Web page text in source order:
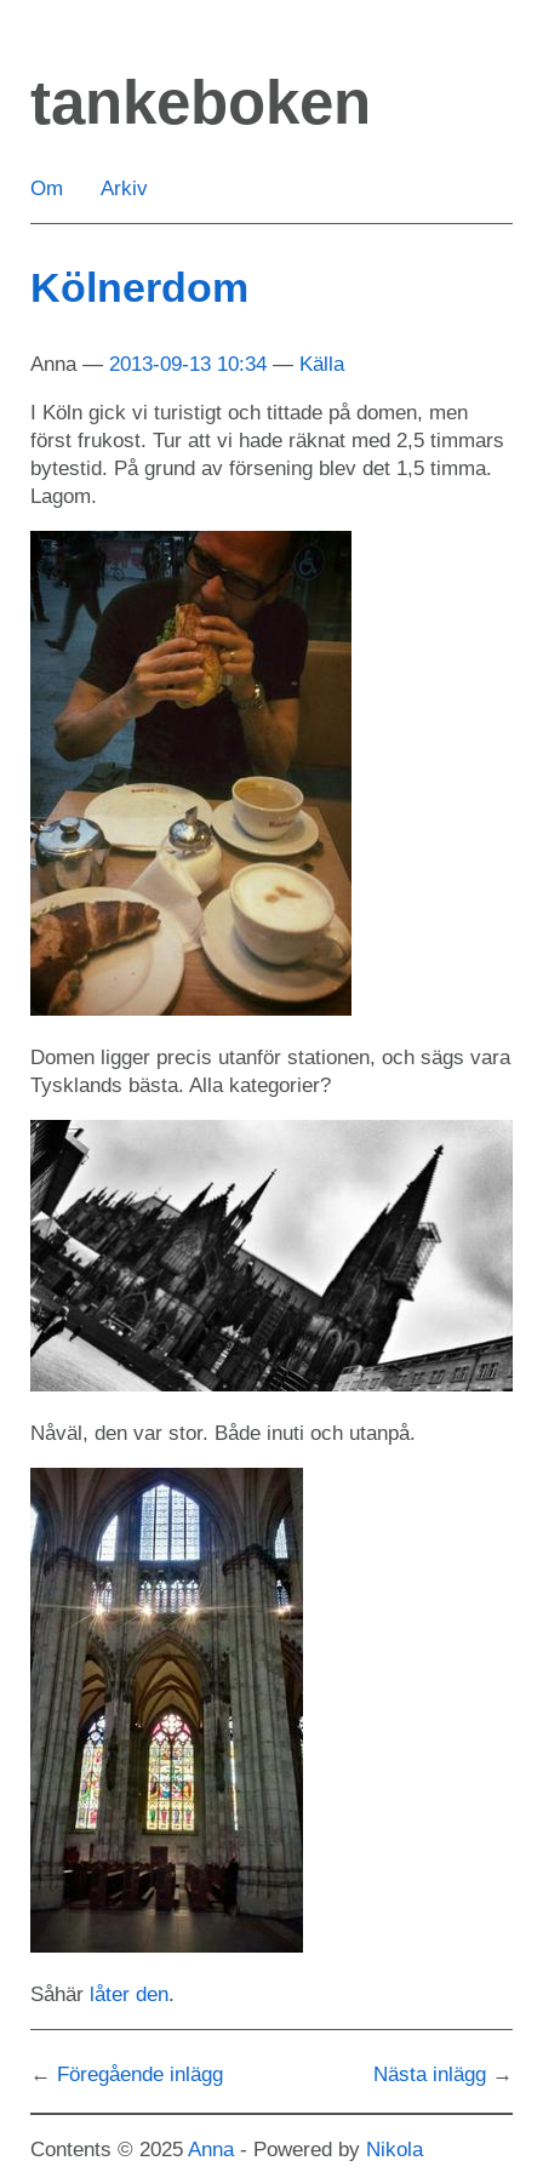
huvudinnehåll
tankeboken
Om Arkiv
Kölnerdom
Anna 2013-09-13 10:34 Källa
I Köln gick vi turistigt och tittade på domen, men
först frukost. Tur att vi hade räknat med 2,5 timmars
bytestid. På grund av försening blev det 1,5 timma.
Lagom.
Domen ligger precis utanför stationen, och sägs vara
Tysklands bästa. Alla kategorier?
Nåväl, den var stor. Både inuti och utanpå.
Såhär låter den.
Föregående inlägg Nästa inlägg
Contents © 2025 Anna - Powered by Nikola